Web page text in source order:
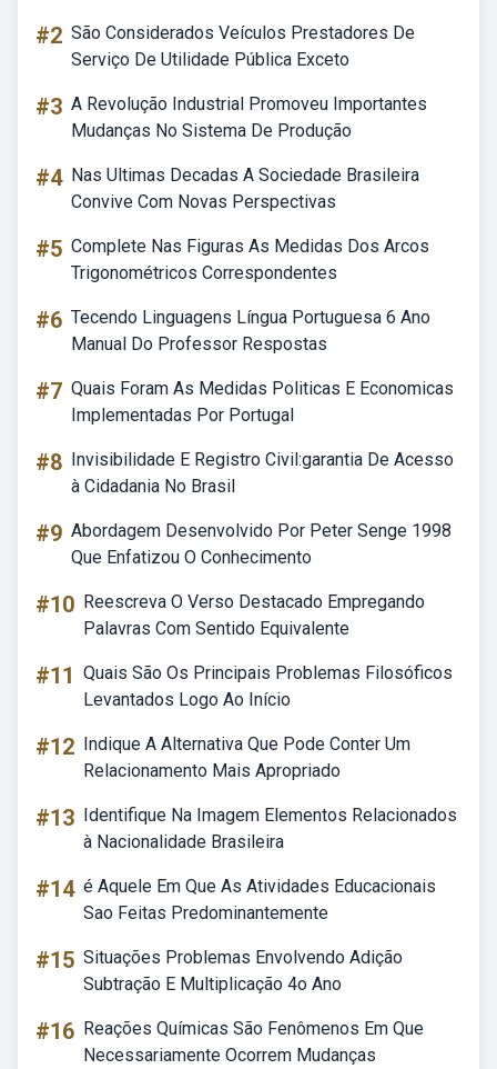
#2 São Considerados Veículos Prestadores De
Serviço De Utilidade Pública Exceto
#3 A Revolução Industrial Promoveu Importantes
Mudanças No Sistema De Produção
#4 Nas Ultimas Decadas A Sociedade Brasileira
Convive Com Novas Perspectivas
#5 Complete Nas Figuras As Medidas Dos Arcos
Trigonométricos Correspondentes
#6 Tecendo Linguagens Língua Portuguesa 6 Ano
Manual Do Professor Respostas
#7 Quais Foram As Medidas Politicas E Economicas
Implementadas Por Portugal
#8 Invisibilidade E Registro Civil:garantia De Acesso
à Cidadania No Brasil
#9 Abordagem Desenvolvido Por Peter Senge 1998
Que Enfatizou O Conhecimento
#10 Reescreva O Verso Destacado Empregando
Palavras Com Sentido Equivalente
#11 Quais São Os Principais Problemas Filosóficos
Levantados Logo Ao Início
#12 Indique A Alternativa Que Pode Conter Um
Relacionamento Mais Apropriado
#13 Identifique Na Imagem Elementos Relacionados
à Nacionalidade Brasileira
#14 é Aquele Em Que As Atividades Educacionais
Sao Feitas Predominantemente
#15 Situações Problemas Envolvendo Adição
Subtração E Multiplicação 4o Ano
#16 Reações Químicas São Fenômenos Em Que
Necessariamente Ocorrem Mudanças